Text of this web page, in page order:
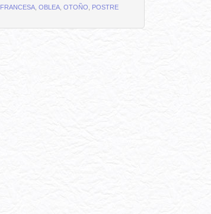
FRANCESA OBLEA OTOÑO
POSTRE